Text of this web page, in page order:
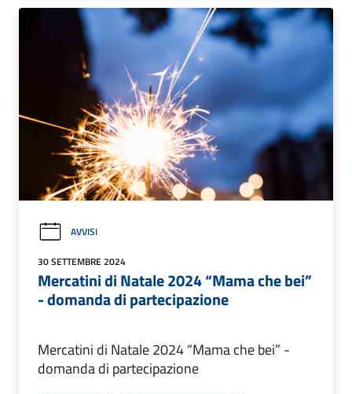
AVVISI
30 SETTEMBRE 2024
Mercatini di Natale 2024 “Mama che bei”
- domanda di partecipazione
Mercatini di Natale 2024 “Mama che bei” -
domanda di partecipazione